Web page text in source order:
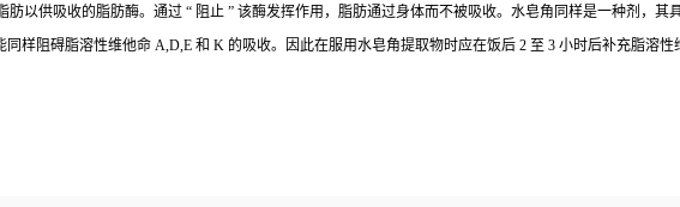
肪以供吸收的脂肪酶。通过 “ 阻止 ” 该酶发挥作用，脂肪通过身体而不被吸收。水皂角同样是一种剂，其
同样阻碍脂溶性维他命 A,D,E 和 K 的吸收。因此在服用水皂角提取物时应在饭后 2 至 3 小时后补充脂溶性